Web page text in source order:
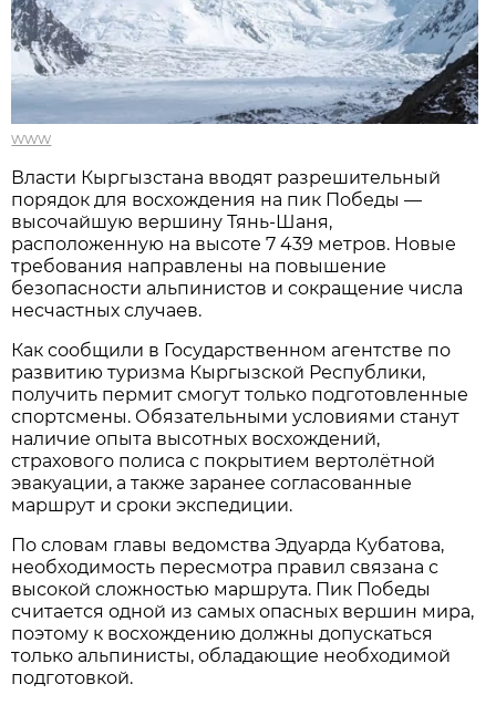
www
Власти Кыргызстана вводят разрешительный
порядок для восхождения на пик Победы —
высочайшую вершину Тянь-Шаня,
расположенную на высоте 7 439 метров. Новые
требования направлены на повышение
безопасности альпинистов и сокращение числа
несчастных случаев.
Как сообщили в Государственном агентстве по
развитию туризма Кыргызской Республики,
получить пермит смогут только подготовленные
спортсмены. Обязательными условиями станут
наличие опыта высотных восхождений,
страхового полиса с покрытием вертолётной
эвакуации, а также заранее согласованные
маршрут и сроки экспедиции.
По словам главы ведомства Эдуарда Кубатова,
необходимость пересмотра правил связана с
высокой сложностью маршрута. Пик Победы
считается одной из самых опасных вершин мира,
поэтому к восхождению должны допускаться
только альпинисты, обладающие необходимой
подготовкой.